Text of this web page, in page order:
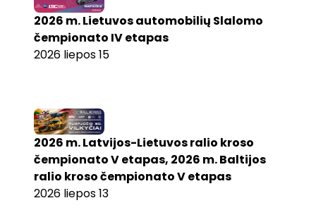
2026 m. Lietuvos automobilių Slalomo
čempionato IV etapas
2026 liepos 15
2026 m. Latvijos-Lietuvos ralio kroso
čempionato V etapas, 2026 m. Baltijos
ralio kroso čempionato V etapas
2026 liepos 13